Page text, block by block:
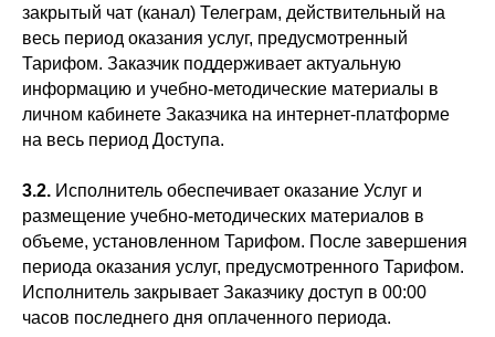
закрытый чат (канал) Телеграм, действительный на
весь период оказания услуг, предусмотренный
Тарифом. Заказчик поддерживает актуальную
информацию и учебно-методические материалы в
личном кабинете Заказчика на интернет-платформе
на весь период Доступа.
3.2. Исполнитель обеспечивает оказание Услуг и
размещение учебно-методических материалов в
объеме, установленном Тарифом. После завершения
периода оказания услуг, предусмотренного Тарифом.
Исполнитель закрывает Заказчику доступ в 00:00
часов последнего дня оплаченного периода.